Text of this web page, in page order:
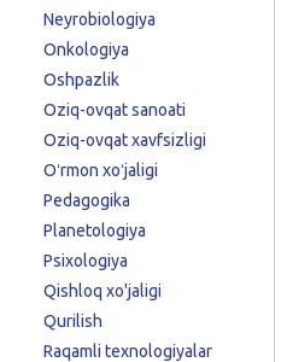
Neyrobiologiya
Onkologiya
Oshpazlik
Oziq-ovqat sanoati
Oziq-ovqat xavfsizligi
Oʻrmon xoʻjaligi
Pedagogika
Planetologiya
Psixologiya
Qishloq xo'jaligi
Qurilish
Raqamli texnologiyalar